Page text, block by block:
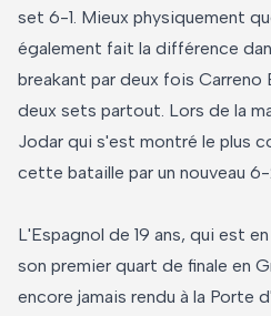
set 6-1. Mieux physiquement
également fait la différence
breakant par deux fois
deux sets partout. Lors de la
Jodar qui s'est montré le plus
cette bataille par un nouveau
L'Espagnol de 19 ans, qui est
son premier quart de finale en
encore jamais rendu à la Porte